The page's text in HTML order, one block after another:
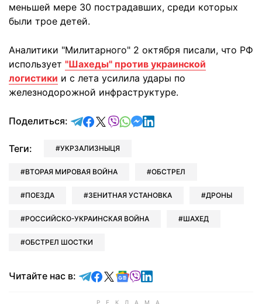
меньшей мере 30 пострадавших, среди которых
были трое детей.
Аналитики "Милитарного" 2 октября писали, что РФ
использует "Шахеды" против украинской
логистики и с лета усилила удары по
железнодорожной инфраструктуре.
Поделиться: отправить в Telegram
поделиться в Facebook
поделиться в X
отправить в Viber
отправить в Whatsapp
отправить в Messenger
отправить в LinkedIn
Теги: УКРЗАЛИЗНЫЦЯ
ВТОРАЯ МИРОВАЯ ВОЙНА ОБСТРЕЛ
ПОЕЗДА ЗЕНИТНАЯ УСТАНОВКА ДРОНЫ
РОССИЙСКО-УКРАИНСКАЯ ВОЙНА ШАХЕД
ОБСТРЕЛ ШОСТКИ
Читайте нас в: Читайте в Telegram
Читайте в Facebook
Читайте в X
Читайте в Google news
Читайте в Viber
Читайте в LinkedIn